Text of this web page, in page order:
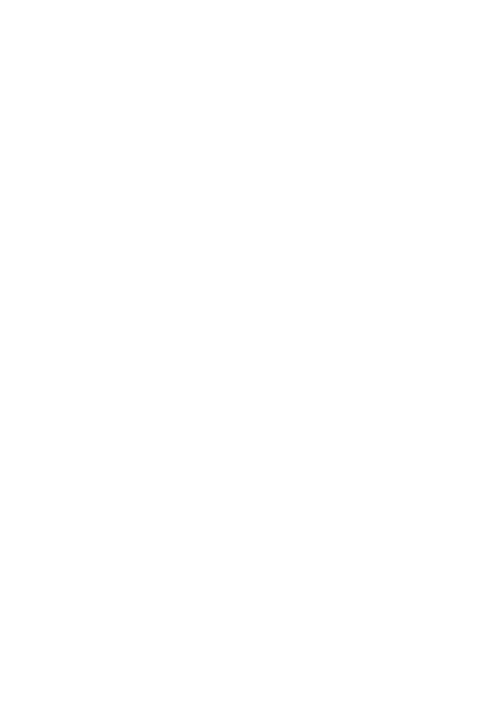
no primeiro mês
em Portugal
ULS do Algarve
e cirurgias
e cada profissional faz a diferença”
Insuficiência Cardíaca” da Bayer
com nova regras do registo, alerta associação